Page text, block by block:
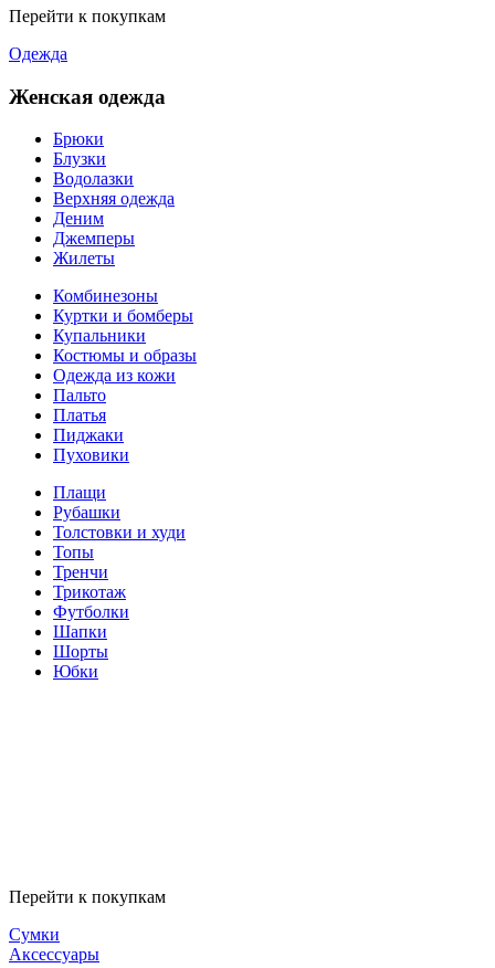
Перейти к покупкам
Одежда
Женская одежда
Брюки
Блузки
Водолазки
Верхняя одежда
Деним
Джемперы
Жилеты
Комбинезоны
Куртки и бомберы
Купальники
Костюмы и образы
Одежда из кожи
Пальто
Платья
Пиджаки
Пуховики
Плащи
Рубашки
Толстовки и худи
Топы
Тренчи
Трикотаж
Футболки
Шапки
Шорты
Юбки
Перейти к покупкам
Сумки
Аксессуары